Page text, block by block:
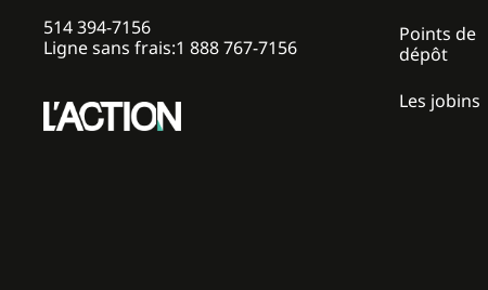
514 394-7156
Ligne sans frais:1 888 767-7156
Points de
dépôt
Les jobins